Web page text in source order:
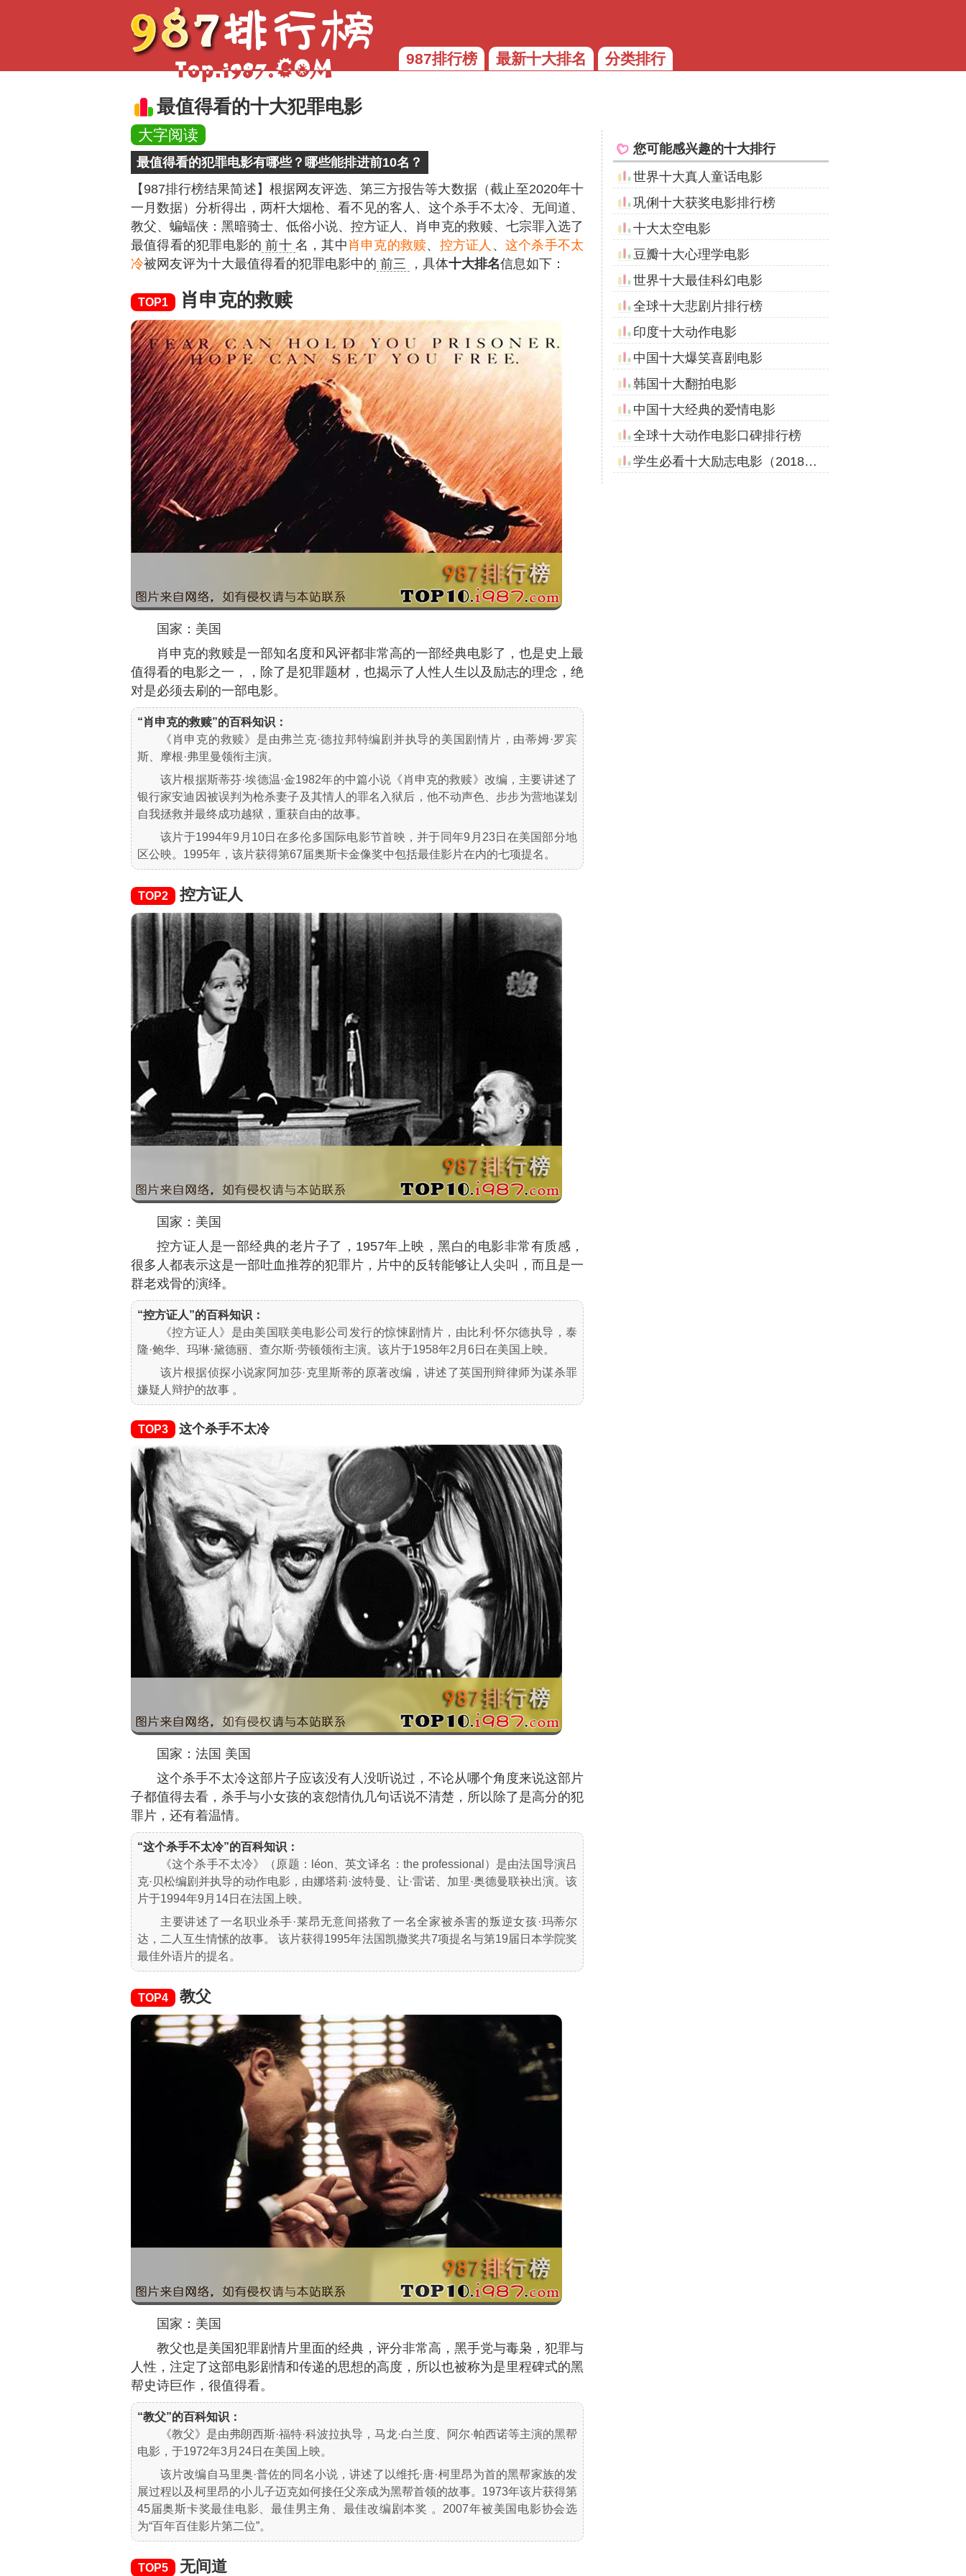
987排行榜 最新十大排名 分类排行
最值得看的十大犯罪电影
大字阅读
最值得看的犯罪电影有哪些？哪些能排进前10名？
【987排行榜结果简述】 根据网友评选、第三方报告等大数据（截止至2020年十
一月数据）分析得出，两杆大烟枪、看不见的客人、这个杀手不太冷、无间道、
教父、蝙蝠侠：黑暗骑士、低俗小说、控方证人、肖申克的救赎、七宗罪入选了
最值得看的犯罪电影的 前十 名，其中 肖申克的救赎、 控方证人 、 这个杀手不太
冷被网友评为十大最值得看的犯罪电影中的 前三 ，具体十大排名信息如下：
TOP1 肖申克的救赎
国家：美国
肖申克的救赎是一部知名度和风评都非常高的一部经典电影了，也是史上最
值得看的电影之一，，除了是犯罪题材，也揭示了人性人生以及励志的理念，绝
对是必须去刷的一部电影。
“肖申克的救赎”的百科知识：
《肖申克的救赎》是由弗兰克·德拉邦特编剧并执导的美国剧情片，由蒂姆·罗宾
斯、摩根·弗里曼领衔主演。
该片根据斯蒂芬·埃德温·金1982年的中篇小说《肖申克的救赎》改编，主要讲述了
银行家安迪因被误判为枪杀妻子及其情人的罪名入狱后，他不动声色、步步为营地谋划
自我拯救并最终成功越狱，重获自由的故事。
该片于1994年9月10日在多伦多国际电影节首映，并于同年9月23日在美国部分地
区公映。1995年，该片获得第67届奥斯卡金像奖中包括最佳影片在内的七项提名。
TOP2 控方证人
国家：美国
控方证人是一部经典的老片子了，1957年上映，黑白的电影非常有质感，
很多人都表示这是一部吐血推荐的犯罪片，片中的反转能够让人尖叫，而且是一
群老戏骨的演绎。
“控方证人”的百科知识：
《控方证人》是由美国联美电影公司发行的惊悚剧情片，由比利·怀尔德执导，泰
隆·鲍华、玛琳·黛德丽、查尔斯·劳顿领衔主演。该片于1958年2月6日在美国上映。
该片根据侦探小说家阿加莎·克里斯蒂的原著改编，讲述了英国刑辩律师为谋杀罪
嫌疑人辩护的故事 。
TOP3 这个杀手不太冷
国家：法国 美国
这个杀手不太冷这部片子应该没有人没听说过，不论从哪个角度来说这部片
子都值得去看，杀手与小女孩的哀怨情仇几句话说不清楚，所以除了是高分的犯
罪片，还有着温情。
“这个杀手不太冷”的百科知识：
《这个杀手不太冷》（原题：léon、英文译名：the professional）是由法国导演吕
克·贝松编剧并执导的动作电影，由娜塔莉·波特曼、让·雷诺、加里·奥德曼联袂出演。该
片于1994年9月14日在法国上映。
主要讲述了一名职业杀手·莱昂无意间搭救了一名全家被杀害的叛逆女孩·玛蒂尔
达，二人互生情愫的故事。 该片获得1995年法国凯撒奖共7项提名与第19届日本学院奖
最佳外语片的提名。
TOP4 教父
国家：美国
教父也是美国犯罪剧情片里面的经典，评分非常高，黑手党与毒枭，犯罪与
人性，注定了这部电影剧情和传递的思想的高度，所以也被称为是里程碑式的黑
帮史诗巨作，很值得看。
“教父”的百科知识：
《教父》是由弗朗西斯·福特·科波拉执导，马龙·白兰度、阿尔·帕西诺等主演的黑帮
电影，于1972年3月24日在美国上映。
该片改编自马里奥·普佐的同名小说，讲述了以维托·唐·柯里昂为首的黑帮家族的发
展过程以及柯里昂的小儿子迈克如何接任父亲成为黑帮首领的故事。1973年该片获得第
45届奥斯卡奖最佳电影、最佳男主角、最佳改编剧本奖 。2007年被美国电影协会选
为“百年百佳影片第二位”。
TOP5 无间道
您可能感兴趣的十大排行
世界十大真人童话电影
巩俐十大获奖电影排行榜
十大太空电影
豆瓣十大心理学电影
世界十大最佳科幻电影
全球十大悲剧片排行榜
印度十大动作电影
中国十大爆笑喜剧电影
韩国十大翻拍电影
中国十大经典的爱情电影
全球十大动作电影口碑排行榜
学生必看十大励志电影（2018年）